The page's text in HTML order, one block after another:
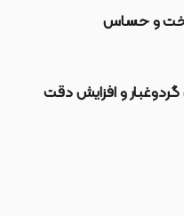
و حساس
و افزایش دقت